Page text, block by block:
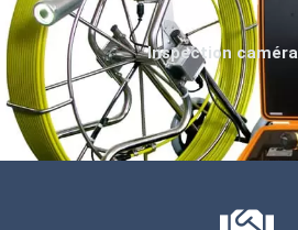
Inspection